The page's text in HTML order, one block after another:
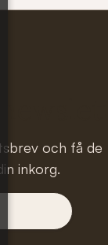
och få de
inkorg.